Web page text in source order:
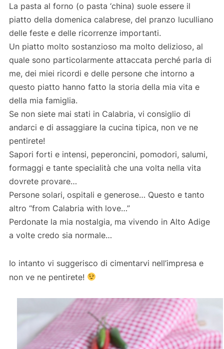
La pasta al forno (o pasta ‘china) suole essere il
piatto della domenica calabrese, del pranzo luculliano
delle feste e delle ricorrenze importanti.
Un piatto molto sostanzioso ma molto delizioso, al
quale sono particolarmente attaccata perché parla di
me, dei miei ricordi e delle persone che intorno a
questo piatto hanno fatto la storia della mia vita e
della mia famiglia.
Se non siete mai stati in Calabria, vi consiglio di
andarci e di assaggiare la cucina tipica, non ve ne
pentirete!
Sapori forti e intensi, peperoncini, pomodori, salumi,
formaggi e tante specialità che una volta nella vita
dovrete provare…
Persone solari, ospitali e generose… Questo e tanto
altro “from Calabria with love…”
Perdonate la mia nostalgia, ma vivendo in Alto Adige
a volte credo sia normale…
Io intanto vi suggerisco di cimentarvi nell’impresa e
non ve ne pentirete!